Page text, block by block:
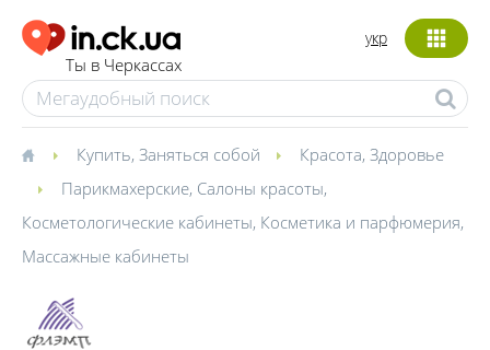
Ты в Черкассах
укр
Купить, Заняться собой Красота, Здоровье
Парикмахерские, Салоны красоты,
Косметологические кабинеты, Косметика и парфюмерия,
Массажные кабинеты